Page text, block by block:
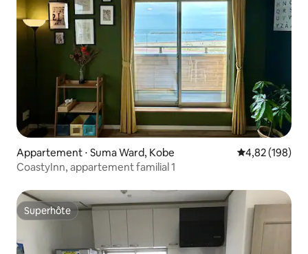
Appartement ⋅ Suma Ward, Kobe Évaluation
4,82 (198)
CoastyInn, appartement familial 1
Superhôte
Superhôte